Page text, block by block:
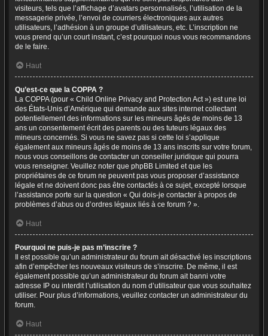
visiteurs, tels que l’affichage d’avatars personnalisés, l’utilisation de la
messagerie privée, l’envoi de courriers électroniques aux autres
utilisateurs, l’adhésion à un groupe d’utilisateurs, etc. L’inscription ne
vous prend qu’un court instant, c’est pourquoi nous vous recommandons
de le faire.
Haut
Qu’est-ce que la COPPA ?
La COPPA (pour « Child Online Privacy and Protection Act ») est une loi
des États-Unis d’Amérique qui demande aux sites internet collectant
potentiellement des informations sur les mineurs âgés de moins de 13
ans un consentement écrit des parents ou des tuteurs légaux des
mineurs concernés. Si vous ne savez pas si cette loi s’applique
également aux mineurs âgés de moins de 13 ans inscrits sur votre forum,
nous vous conseillons de contacter un conseiller juridique qui pourra
vous renseigner. Veuillez noter que phpBB Limited et que les
propriétaires de ce forum ne peuvent pas vous proposer d’assistance
légale et ne doivent donc pas être contactés à ce sujet, excepté lorsque
l’assistance porte sur la question « Qui dois-je contacter à propos de
problèmes d’abus ou d’ordres légaux liés à ce forum ? ».
Haut
Pourquoi ne puis-je pas m’inscrire ?
Il est possible qu’un administrateur du forum ait désactivé les inscriptions
afin d’empêcher les nouveaux visiteurs de s’inscrire. De même, il est
également possible qu’un administrateur du forum ait banni votre
adresse IP ou interdit l’utilisation du nom d’utilisateur que vous souhaitez
utiliser. Pour plus d’informations, veuillez contacter un administrateur du
forum.
Haut